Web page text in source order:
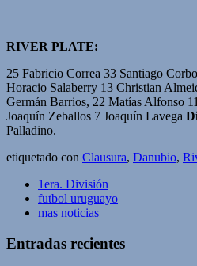
RIVER PLATE:
25 Fabricio Correa 33 Santiago
Horacio Salaberry 13 Christian
Germán Barrios, 22 Matías Alfonso
Joaquín Zeballos 7 Joaquín Lavega
Palladino.
etiquetado con Clausura, Danubio,
1era. División
futbol uruguayo
mas noticias
Entradas recientes